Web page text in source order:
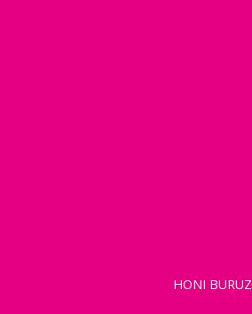
HONI BURUZ